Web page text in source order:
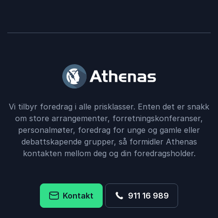
Vi tilbyr foredrag i alle prisklasser. Enten det er snakk
om store arrangementer, forretningskonferanser,
personalmøter, foredrag for unge og gamle eller
debattskapende grupper, så formidler Athenas
kontakten mellom deg og din foredragsholder.
Kontakt 911 16 989